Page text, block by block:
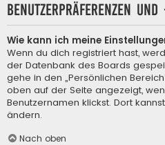
Benutzerpräferenzen
Wie kann ich meine
Wenn du dich registriert hast,
der Datenbank des Boards
gehe in den „Persönlichen
oben auf der Seite angezeigt,
Benutzernamen klickst. Dort
ändern.
Nach oben